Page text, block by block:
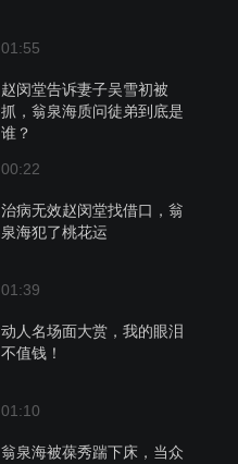
01:55
赵闵堂告诉妻子吴雪初被
抓，翁泉海质问徒弟到底是
谁？
00:22
治病无效赵闵堂找借口，翁
泉海犯了桃花运
01:39
动人名场面大赏，我的眼泪
不值钱！
01:10
翁泉海被葆秀踹下床，当众